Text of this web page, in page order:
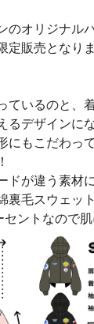
のオリジナル
定販売となりま
ているのと、
るデザインに
にもこだわっ
ドが違う素材
裏毛スウェッ
ントなので肌